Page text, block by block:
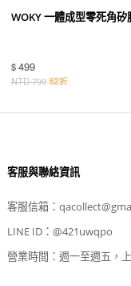
WOKY 一體成型零死角矽
$499
NTD799 62折
客服與聯絡資訊
客服信箱：
LINE ID： @421uwqpo
營業時間： 週一至週五，